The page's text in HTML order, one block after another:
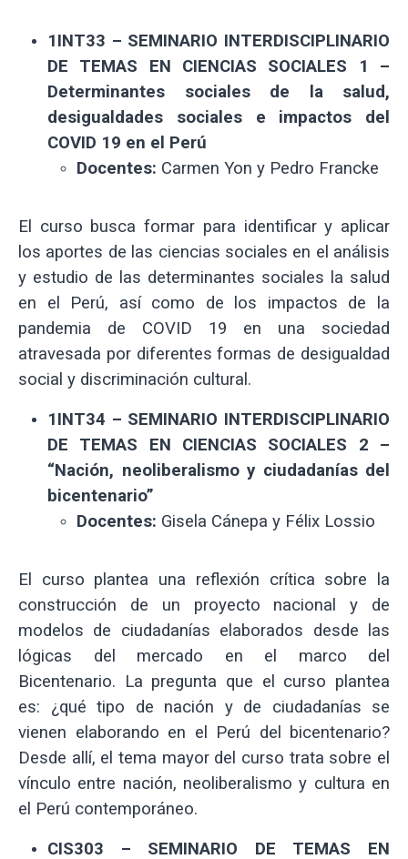
1INT33 – SEMINARIO INTERDISCIPLINARIO
DE TEMAS EN CIENCIAS SOCIALES 1 –
Determinantes sociales de la salud,
desigualdades sociales e impactos del
COVID 19 en el Perú
Docentes: Carmen Yon y Pedro Francke
El curso busca formar para identificar y aplicar
los aportes de las ciencias sociales en el análisis
y estudio de las determinantes sociales la salud
en el Perú, así como de los impactos de la
pandemia de COVID 19 en una sociedad
atravesada por diferentes formas de desigualdad
social y discriminación cultural.
1INT34 – SEMINARIO INTERDISCIPLINARIO
DE TEMAS EN CIENCIAS SOCIALES 2 –
“Nación, neoliberalismo y ciudadanías del
bicentenario”
Docentes: Gisela Cánepa y Félix Lossio
El curso plantea una reflexión crítica sobre la
construcción de un proyecto nacional y de
modelos de ciudadanías elaborados desde las
lógicas del mercado en el marco del
Bicentenario. La pregunta que el curso plantea
es: ¿qué tipo de nación y de ciudadanías se
vienen elaborando en el Perú del bicentenario?
Desde allí, el tema mayor del curso trata sobre el
vínculo entre nación, neoliberalismo y cultura en
el Perú contemporáneo.
CIS303 – SEMINARIO DE TEMAS EN